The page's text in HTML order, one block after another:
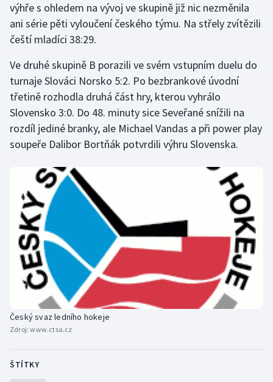
Sportovní střelba
Triatlon
Veslování
Vodní slalom
Volejbal
Ostatní
výhře s ohledem na vývoj ve skupině již nic nezměnila
ani série pěti vyloučení českého týmu. Na střely zvítězili
čeští mladíci 38:29.
Ve druhé skupině B porazili ve svém vstupním duelu do
turnaje Slováci Norsko 5:2. Po bezbrankové úvodní
třetině rozhodla druhá část hry, kterou vyhrálo
Slovensko 3:0. Do 48. minuty sice Seveřané snížili na
rozdíl jediné branky, ale Michael Vandas a při power play
soupeře Dalibor Bortňák potvrdili výhru Slovenska.
Český svaz ledního hokeje
Zdroj:www.ctsa.cz
ŠTÍTKY